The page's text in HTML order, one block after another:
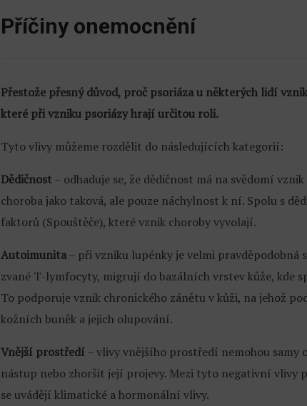
Příčiny onemocnění
Přestože přesný důvod, proč psoriáza u některých lidí
které při vzniku psoriázy hrají určitou roli.
Tyto vlivy můžeme rozdělit do následujících kategorií:
Dědičnost– odhaduje se, že dědičnost má na svědomí
choroba jako taková, ale pouze náchylnost k ní. Spolu s
faktorů (Spouštěče), které vznik choroby vyvolají.
Autoimunita– při vzniku lupénky je velmi
zvané T-lymfocyty, migrují do bazálních vrstev kůže, kde
To podporuje vznik chronického zánětu v kůži, na jehož
kožních buněk a jejich olupování.
Vnější prostředí– vlivy vnějšího prostředí nemohou samy
nástup nebo zhoršit její projevy. Mezi tyto negativní vlivy
se uvádějí klimatické a hormonální vlivy.